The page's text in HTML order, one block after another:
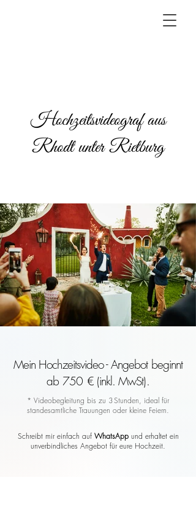
Hochzeitsvideograf aus
Rhodt unter Rietburg
Mein Hochzeitsvideo - Angebot beginnt
ab 750 € (inkl. MwSt).
* Videobegleitung bis zu 3 Stunden, ideal für
standesamtliche Trauungen oder kleine Feiern.
Schreibt mir einfach auf WhatsAppund erhaltet ein
unverbindliches Angebot für eure Hochzeit.